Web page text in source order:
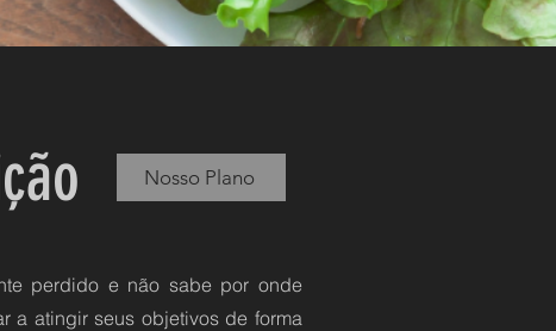
Nosso Plano
perdido e não sabe por onde
a atingir seus objetivos de forma